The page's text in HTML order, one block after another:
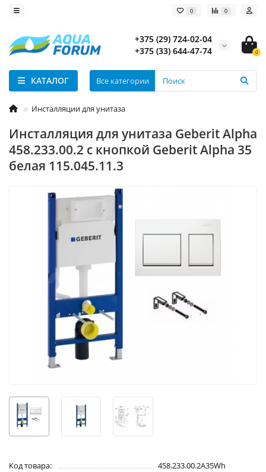
0 0
+375 (29) 724-02-04
+375 (33) 644-47-74
0
КАТАЛОГ Все категории
Инсталляции для унитаза
Инсталляция для унитаза Geberit Alpha
458.233.00.2 с кнопкой Geberit Alpha 35
белая 115.045.11.3
Код товара:
458.233.00.2A35Wh